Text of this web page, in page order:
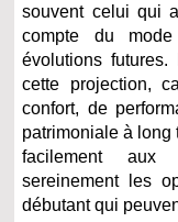
souvent celui qui
compte du
évolutions futures.
cette projection,
confort, de
patrimoniale à long
facilement aux
sereinement les
débutant qui